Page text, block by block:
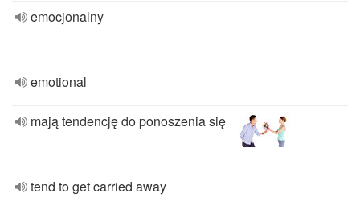
emocjonalny
emotional
mają tendencję do ponoszenia się
tend to get carried away